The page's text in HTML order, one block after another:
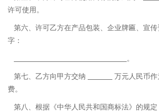
许可使用。
第六、许可乙方在产品包装、企业牌匾、宣
字：
。
第七、乙方向甲方交纳
万元人民币
费。
第八、根据《中华人民共和国商标法》的规